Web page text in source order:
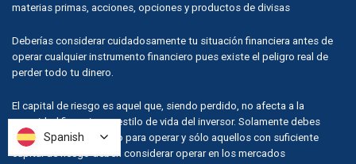
materias primas, acciones, opciones y productos de divisas
Deberías considerar cuidadosamente tu situación financiera antes de
operar cualquier instrumento financiero pues existe el peligro real de
perder todo tu dinero.
El capital de riesgo es aquel que, siendo perdido, no afecta a la
seguridad financiera o estilo de vida del inversor. Solamente debes
utilizar capital de riesgo para operar y sólo aquellos con suficiente
capital de riesgo deben considerar operar en los mercados
Spanish
Spanish